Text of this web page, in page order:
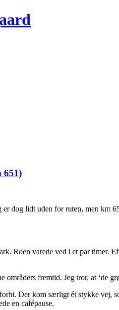
651)
dog lidt uden for ruten, men km
Roen varede ved i et par timer.
områders fremtid. Jeg tror, at ‘de
Der kom særligt ét stykke vej,
en cafépause.